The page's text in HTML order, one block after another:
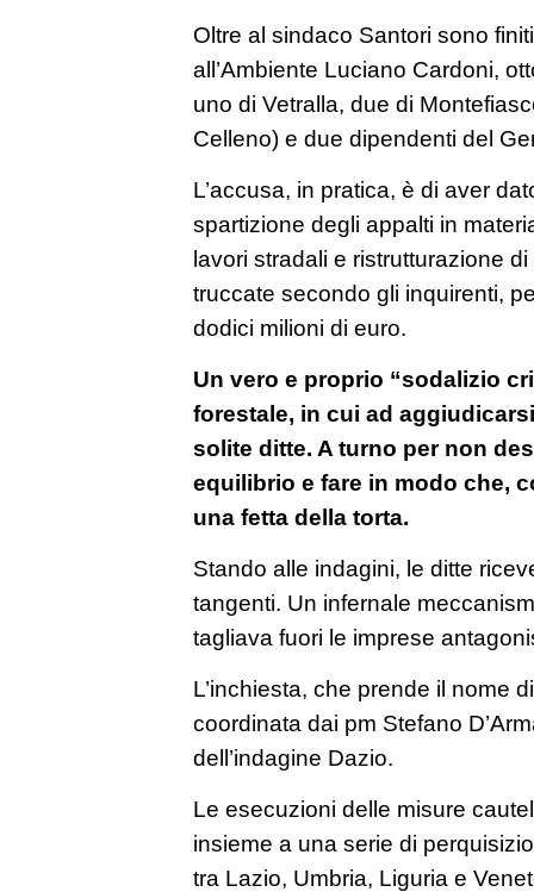
Oltre al sindaco Santori sono
all’Ambiente Luciano Cardoni,
uno di Vetralla, due di
Celleno) e due dipendenti del
L’accusa, in pratica, è di aver
spartizione degli appalti in
lavori stradali e ristrutturazione
truccate secondo gli inquirenti,
dodici milioni di euro.
Un vero e proprio “sodalizio
forestale, in cui ad
solite ditte. A turno per non
equilibrio e fare in modo che,
una fetta della torta.
Stando alle indagini, le ditte
tangenti. Un infernale
tagliava fuori le imprese
L’inchiesta, che prende il nome
coordinata dai pm Stefano
dell’indagine Dazio.
Le esecuzioni delle misure
insieme a una serie di
tra Lazio, Umbria, Liguria e